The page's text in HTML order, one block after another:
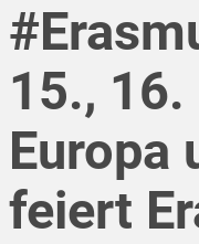
15.,
Europa
feiert